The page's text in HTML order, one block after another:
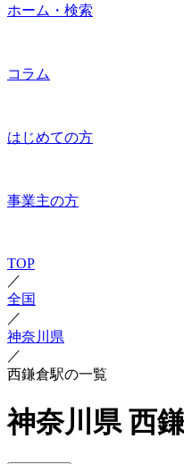
ホーム・検索
コラム
はじめての方
事業主の方
TOP
／
全国
／
神奈川県
／
西鎌倉駅の一覧
神奈川県 西